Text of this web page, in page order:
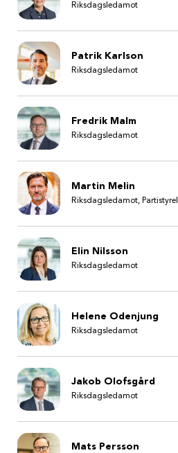
Riksdagsledamot
Patrik Karlson
Riksdagsledamot
Fredrik Malm
Riksdagsledamot
Martin Melin
Riksdagsledamot,
Elin Nilsson
Riksdagsledamot
Helene Odenjung
Riksdagsledamot
Jakob Olofsgård
Riksdagsledamot
Mats Persson